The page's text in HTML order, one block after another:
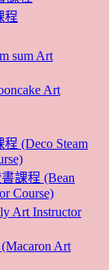
程
sum Art
Art
(Deco Steam
課程 (Bean
Course)
Art Instructor
Art